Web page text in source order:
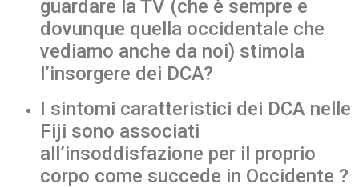
guardare la TV (che è sempre e
dovunque quella occidentale che
vediamo anche da noi) stimola
l’insorgere dei DCA?
I sintomi caratteristici dei DCA nelle
Fiji sono associati
all’insoddisfazione per il proprio
corpo come succede in Occidente ?